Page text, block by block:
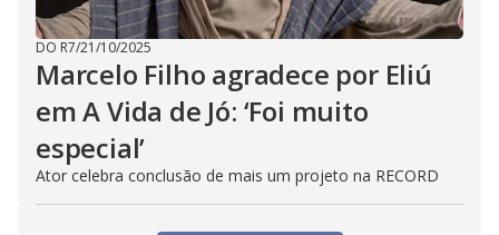
DO R7/21/10/2025
Marcelo Filho agradece por Eliú
em A Vida de Jó: ‘Foi muito
especial’
Ator celebra conclusão de mais um projeto na RECORD